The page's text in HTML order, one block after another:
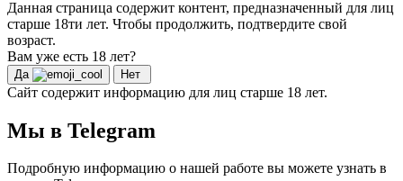
Данная страница содержит контент, предназначенный для лиц
старше 18ти лет. Чтобы продолжить, подтвердите свой
возраст.
Вам уже есть 18 лет?
Да Нет
Сайт содержит информацию для лиц старше 18 лет.
Мы в Telegram
Подробную информацию о нашей работе вы можете узнать в